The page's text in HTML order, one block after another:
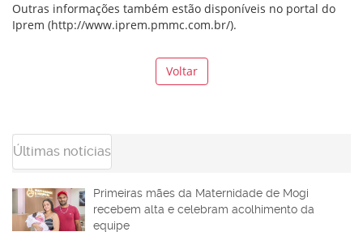
Outras informações também estão disponíveis no portal do
Iprem (http://www.iprem.pmmc.com.br/).
Voltar
Últimas notícias
Primeiras mães da Maternidade de Mogi
recebem alta e celebram acolhimento da
equipe